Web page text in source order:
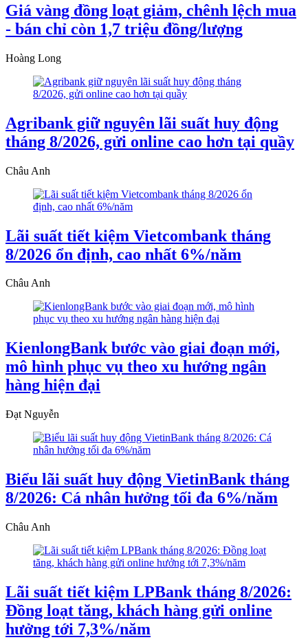
Giá vàng đồng loạt giảm, chênh lệch mua
- bán chỉ còn 1,7 triệu đồng/lượng
Hoàng Long
Agribank giữ nguyên lãi suất huy động
tháng 8/2026, gửi online cao hơn tại quầy
Châu Anh
Lãi suất tiết kiệm Vietcombank tháng
8/2026 ổn định, cao nhất 6%/năm
Châu Anh
KienlongBank bước vào giai đoạn mới,
mô hình phục vụ theo xu hướng ngân
hàng hiện đại
Đạt Nguyễn
Biểu lãi suất huy động VietinBank tháng
8/2026: Cá nhân hưởng tối đa 6%/năm
Châu Anh
Lãi suất tiết kiệm LPBank tháng 8/2026:
Đồng loạt tăng, khách hàng gửi online
hưởng tới 7,3%/năm